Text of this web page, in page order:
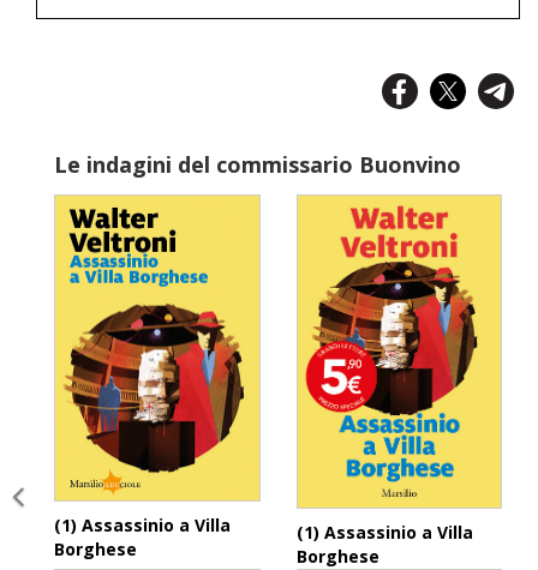
Le indagini del commissario Buonvino
(1) Assassinio a Villa
Borghese
(1) Assassinio a Villa
Borghese